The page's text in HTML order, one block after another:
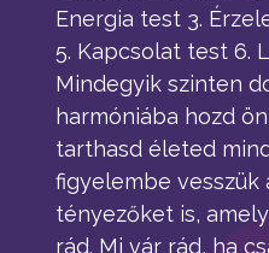
Energia test 3.
5. Kapcsolat test 6.
Mindegyik szinten
harmóniába hozd
tarthasd életed
figyelembe vesszük
tényezőket is,
rád. Mi vár rád, ha